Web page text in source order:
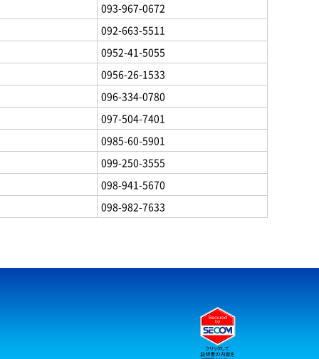
093-967-0672
092-663-5511
0952-41-5055
0956-26-1533
096-334-0780
097-504-7401
0985-60-5901
099-250-3555
098-941-5670
098-982-7633